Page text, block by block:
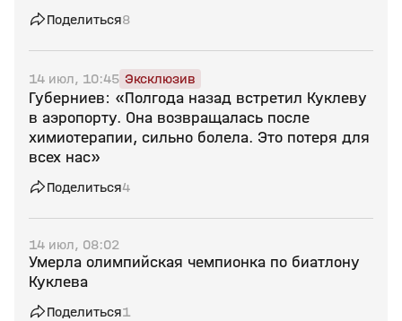
Поделиться8
14 июл, 10:45 Эксклюзив
Губерниев: «Полгода назад встретил Куклеву
в аэропорту. Она возвращалась после
химиотерапии, сильно болела. Это потеря для
всех нас»
Поделиться4
14 июл, 08:02
Умерла олимпийская чемпионка по биатлону
Куклева
Поделиться1